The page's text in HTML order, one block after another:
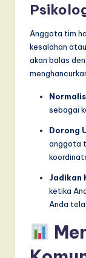
Anggota tim
kesalahan
akan balas
sebagai
Dorong
anggota
Jadikan
ketika
Anda